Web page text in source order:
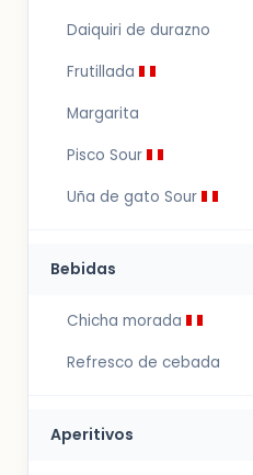
Daiquiri de durazno
Frutillada
Margarita
Pisco Sour
Uña de gato Sour
Bebidas
Chicha morada
Refresco de cebada
Aperitivos